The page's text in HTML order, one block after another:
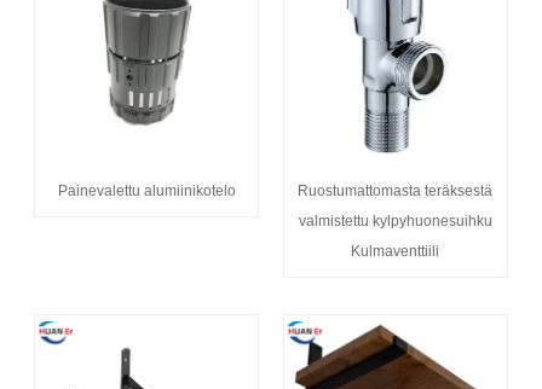
Painevalettu alumiinikotelo
Ruostumattomasta teräksestä
valmistettu kylpyhuonesuihku
Kulmaventtiili